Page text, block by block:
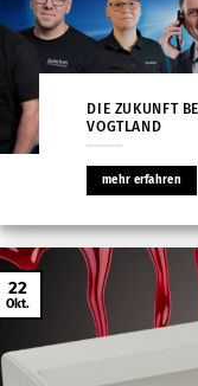
DIE ZUKUNFT
VOGTLAND
mehr erfahren
22
Okt.